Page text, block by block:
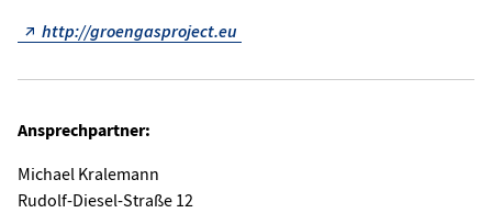
http://groengasproject.eu
Ansprechpartner:
Michael Kralemann
Rudolf-Diesel-Straße 12